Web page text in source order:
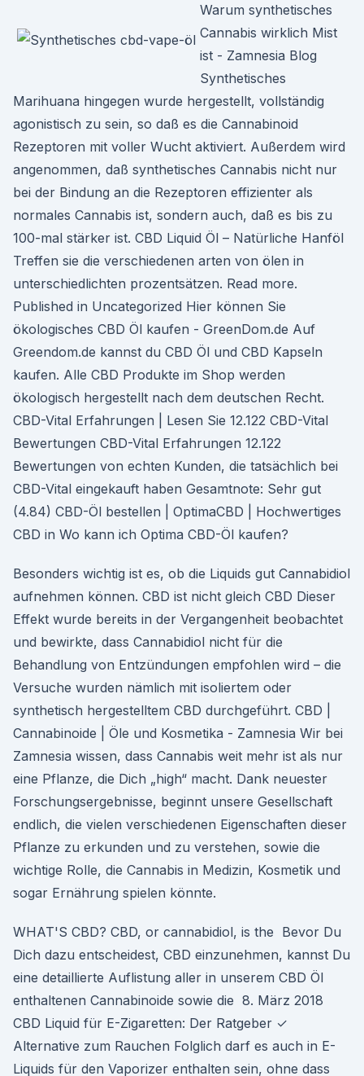
Warum synthetisches
Cannabis wirklich Mist
ist - Zamnesia Blog
Synthetisches
Marihuana hingegen wurde hergestellt, vollständig
agonistisch zu sein, so daß es die Cannabinoid
Rezeptoren mit voller Wucht aktiviert. Außerdem wird
angenommen, daß synthetisches Cannabis nicht nur
bei der Bindung an die Rezeptoren effizienter als
normales Cannabis ist, sondern auch, daß es bis zu
100-mal stärker ist. CBD Liquid Öl – Natürliche Hanföl
Treffen sie die verschiedenen arten von ölen in
unterschiedlichten prozentsätzen. Read more.
Published in Uncategorized Hier können Sie
ökologisches CBD Öl kaufen - GreenDom.de Auf
Greendom.de kannst du CBD Öl und CBD Kapseln
kaufen. Alle CBD Produkte im Shop werden
ökologisch hergestellt nach dem deutschen Recht.
CBD-Vital Erfahrungen | Lesen Sie 12.122 CBD-Vital
Bewertungen CBD-Vital Erfahrungen 12.122
Bewertungen von echten Kunden, die tatsächlich bei
CBD-Vital eingekauft haben Gesamtnote: Sehr gut
(4.84) CBD-Öl bestellen | OptimaCBD | Hochwertiges
CBD in Wo kann ich Optima CBD-Öl kaufen?
Besonders wichtig ist es, ob die Liquids gut Cannabidiol
aufnehmen können. CBD ist nicht gleich CBD Dieser
Effekt wurde bereits in der Vergangenheit beobachtet
und bewirkte, dass Cannabidiol nicht für die
Behandlung von Entzündungen empfohlen wird – die
Versuche wurden nämlich mit isoliertem oder
synthetisch hergestelltem CBD durchgeführt. CBD |
Cannabinoide | Öle und Kosmetika - Zamnesia Wir bei
Zamnesia wissen, dass Cannabis weit mehr ist als nur
eine Pflanze, die Dich „high“ macht. Dank neuester
Forschungsergebnisse, beginnt unsere Gesellschaft
endlich, die vielen verschiedenen Eigenschaften dieser
Pflanze zu erkunden und zu verstehen, sowie die
wichtige Rolle, die Cannabis in Medizin, Kosmetik und
sogar Ernährung spielen könnte.
WHAT'S CBD? CBD, or cannabidiol, is the Bevor Du
Dich dazu entscheidest, CBD einzunehmen, kannst Du
eine detaillierte Auflistung aller in unserem CBD Öl
enthaltenen Cannabinoide sowie die 8. März 2018
CBD Liquid für E-Zigaretten: Der Ratgeber ✓
Alternative zum Rauchen Folglich darf es auch in E-
Liquids für den Vaporizer enthalten sein, ohne dass